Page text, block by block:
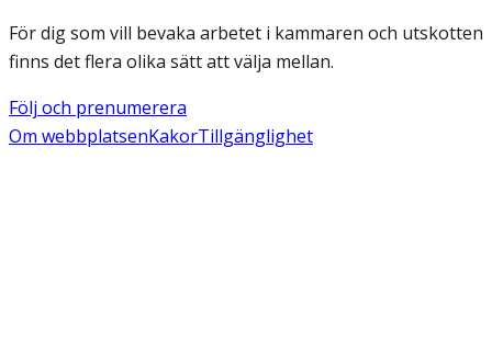
För dig som vill bevaka arbetet i kammaren och utskotten
finns det flera olika sätt att välja mellan.
Följ och prenumerera
Om webbplatsenKakorTillgänglighet